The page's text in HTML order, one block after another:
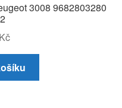
3008 9682803280
Kč